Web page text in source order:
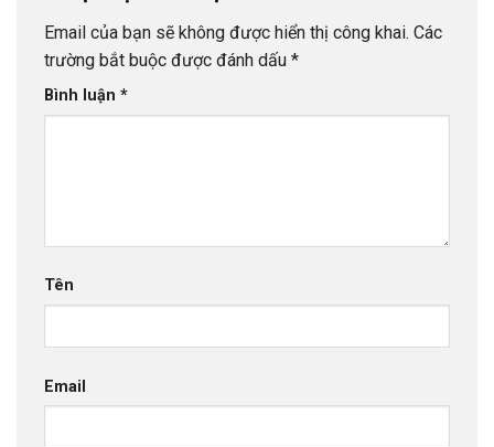
Email của bạn sẽ không được hiển thị công khai. Các
trường bắt buộc được đánh dấu *
Bình luận *
Tên
Email